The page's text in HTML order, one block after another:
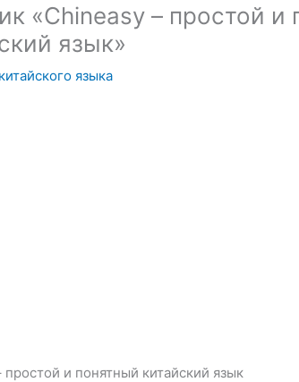
«Chineasy – простой и
язык»
языка
простой и понятный китайский язык